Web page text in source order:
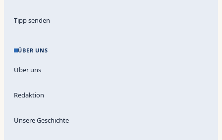
Tipp senden
ÜBER UNS
Über uns
Redaktion
Unsere Geschichte